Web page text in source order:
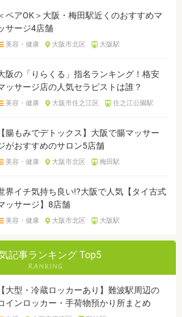
ペアOK＞大阪・梅田駅近くのおすすめマ
サージ4店舗
美容・健康 大阪市北区 大阪駅
阪の「りらくる」指名ランキング！格安
ッサージ店の人気セラピストは誰？
美容・健康 大阪市住之江区 住之江公園駅
【腸もみでデトックス】大阪で腸マッサー
がおすすめのサロン5店舗
美容・健康 大阪市北区 梅田駅
界イチ気持ち良い!?大阪で人気【タイ古式
ッサージ】8店舗
美容・健康 大阪市北区 大阪駅
記事ランキング Top5
【大型・冷蔵ロッカーあり】難波駅周辺の
インロッカー・手荷物預かり所まとめ